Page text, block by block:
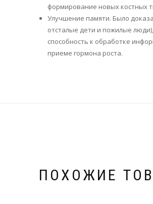
формирование новых костных
Улучшение памяти. Было
отсталые дети и пожилые
способность к обработке
приеме гормона роста.
ПОХОЖИЕ